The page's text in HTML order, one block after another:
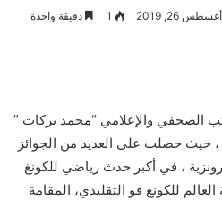
أغسطس 26, 2019 1 دقيقة واحدة
الصحفي والإعلامي “محمد بركات ”
، حيث حصلت على العديد من الجوائز
، في أكبر حدث رياضي للكونغ
للكونغ فو التقليدي، المقامة